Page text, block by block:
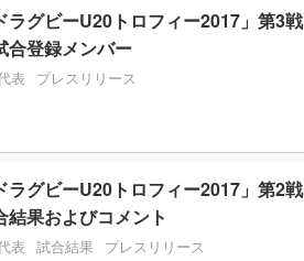
ラグビーU20トロフィー2017」第3戦
登録メンバー
表 プレスリリース
ラグビーU20トロフィー2017」第2戦
果およびコメント
表 試合結果 プレスリリース